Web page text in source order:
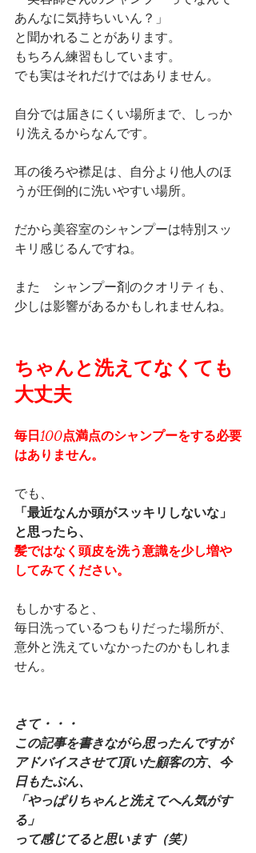
あんなに気持ちいいん？」
と聞かれることがあります。
もちろん練習もしています。
でも実はそれだけではありません。
自分では届きにくい場所まで、しっか
り洗えるからなんです。
耳の後ろや襟足は、自分より他人のほ
うが圧倒的に洗いやすい場所。
だから美容室のシャンプーは特別スッ
キリ感じるんですね。
また　シャンプー剤のクオリティも、
少しは影響があるかもしれませんね。
ちゃんと洗えてなくても
大丈夫
毎日100点満点のシャンプーをする必要
はありません。
でも、
「最近なんか頭がスッキリしないな」
と思ったら、
髪ではなく頭皮を洗う意識を少し増や
してみてください。
もしかすると、
毎日洗っているつもりだった場所が、
意外と洗えていなかったのかもしれま
せん。
さて・・・
この記事を書きながら思ったんですが
アドバイスさせて頂いた顧客の方、今
日もたぶん、
「やっぱりちゃんと洗えてへん気がす
る」
って感じてると思います（笑）